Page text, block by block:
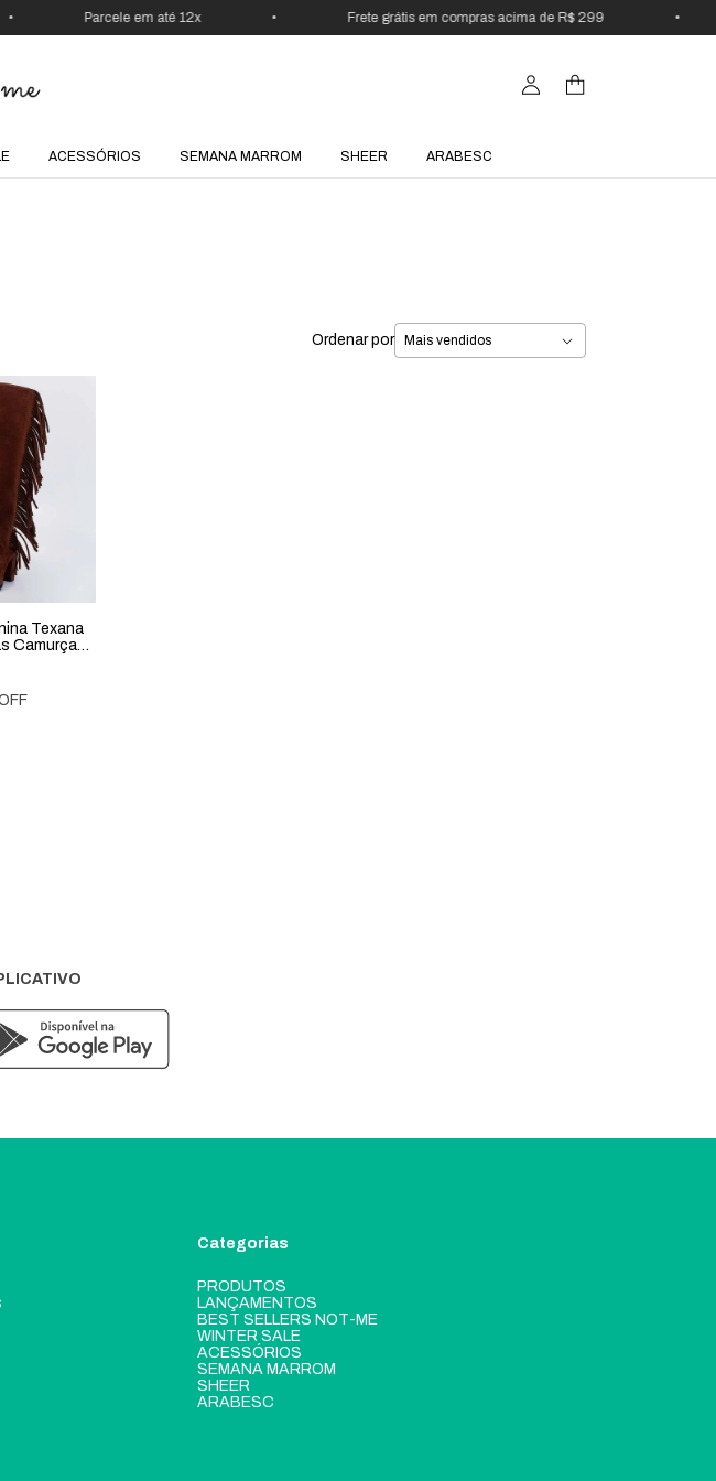
Parcele em até 12x Frete grátis em compras acima de R$ 299
ACESSÓRIOS SEMANA MARROM SHEER ARABESC
Ordenar por
Texana
Camurça
Categorias
PRODUTOS
LANÇAMENTOS
BEST SELLERS NOT-ME
WINTER SALE
ACESSÓRIOS
SEMANA MARROM
SHEER
ARABESC